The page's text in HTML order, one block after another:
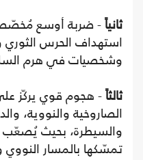
ثانياً- ضربة أوسع
استهداف الحرس الثوري
وشخصيات في هرم
ثالثاً- هجوم قوي يركّز
الصاروخية والنووية،
والسيطرة، بحيث يُصعّب
تمسّكها بالمسار